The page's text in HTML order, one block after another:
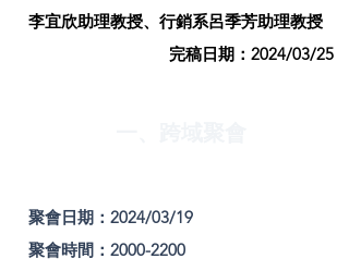
李宜欣助理教授、行銷系呂季芳助理教授
​完稿日期：2024/03/25
聚會日期：2024/03/19
聚會時間：2000-2200